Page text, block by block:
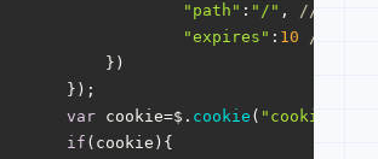
"path" : "/" , //cookie
"expires" : 10
//有效天
var cookie=$. cookie ( "cookie"
if (cookie){